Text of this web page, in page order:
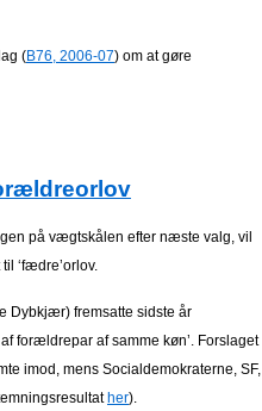
(B76, 2006-07) om at gøre
på vægtskålen efter næste valg, vil
‘fædre’orlov.
Dybkjær) fremsatte sidste år
forældrepar af samme køn’. Forslaget
imod, mens Socialdemokraterne, SF,
her).